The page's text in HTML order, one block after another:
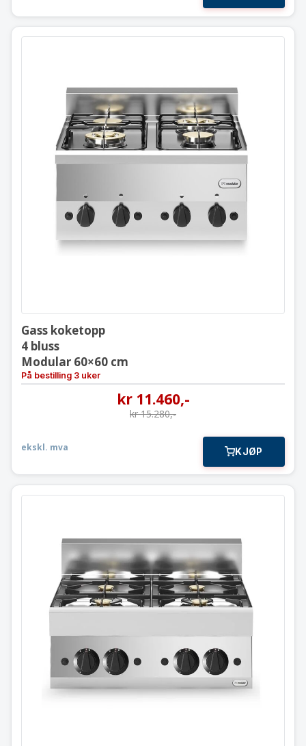
Gass koketopp
4 bluss
Modular 60×60 cm
Gass koketopp
4 bluss
Modular 60×60 cm
På bestilling 3 uker
kr11.460,-
kr15.280,-
ekskl. mva KJØP
Gass koketopp
4 bluss
Modular 70×65 cm